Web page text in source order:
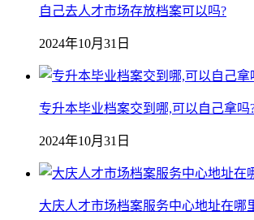
自己去人才市场存放档案可以吗?
2024年10月31日
专升本毕业档案交到哪,可以自己拿吗
2024年10月31日
大庆人才市场档案服务中心地址在哪